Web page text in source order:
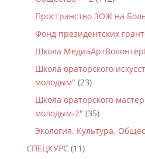
Пространство ЗОЖ на
Фонд президентских
Школа
Школа ораторского
молодым" (23)
Школа ораторского
молодым-2" (35)
Экология. Культура.
СПЕЦКУРС(11)